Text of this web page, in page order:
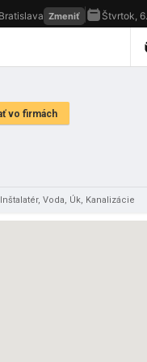
Voda, Úk, Kanalizácie